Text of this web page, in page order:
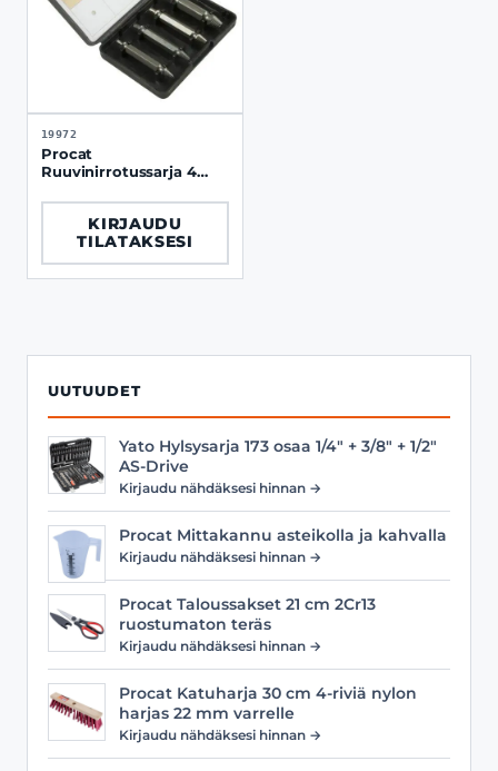
UUTUUDET
Yato Hylsysarja 173 osaa 1/4" + 3/8" + 1/2"
AS-Drive
Kirjaudu nähdäksesi hinnan →
Procat Mittakannu asteikolla ja kahvalla
Kirjaudu nähdäksesi hinnan →
Procat Taloussakset 21 cm 2Cr13
ruostumaton teräs
Kirjaudu nähdäksesi hinnan →
Procat Katuharja 30 cm 4-riviä nylon
harjas 22 mm varrelle
Kirjaudu nähdäksesi hinnan →
19972
Procat
Ruuvinirrotussarja 4
KIRJAUDU
TILATAKSESI